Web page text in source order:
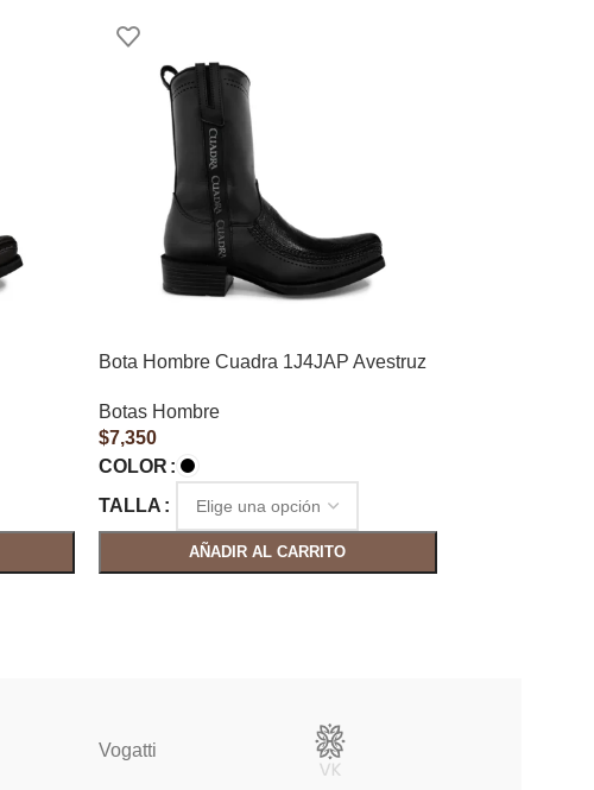
Bota Hombre Cuadra 1J4JAP Avestruz
Botas Hombre
$7,350
COLOR
TALLA
AÑADIR AL CARRITO
Vogatti